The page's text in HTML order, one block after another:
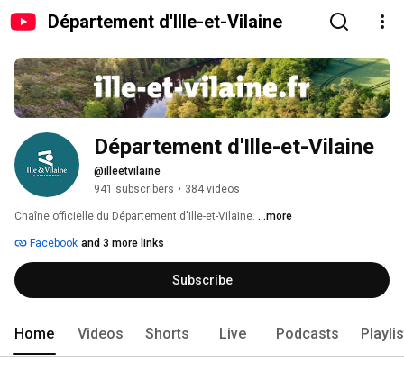
Département d'Ille-et-Vilaine
Département d'Ille-et-Vilaine
@illeetvilaine
941 subscribers • 384 videos
Chaîne officielle du Département d'Ille-et-Vilaine. ...more
Facebook and 3 more links
Subscribe
Home Videos Shorts Live Podcasts